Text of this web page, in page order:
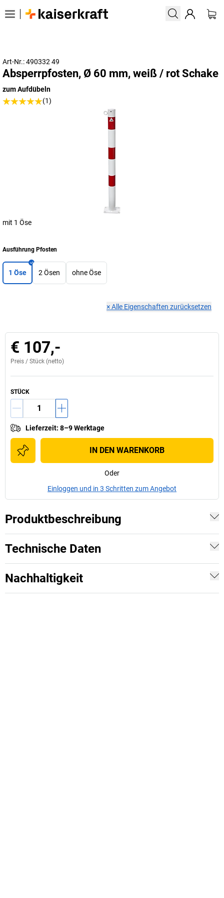
Art-Nr.: 490332 49
Absperrpfosten, Ø 60 mm, weiß / rot Schake
zum Aufdübeln
(1)
mit 1 Öse
Ausführung Pfosten
1 Öse 2 Ösen ohne Öse
×Alle Eigenschaften zurücksetzen
€ 107,-
Preis / Stück (netto)
STÜCK
Lieferzeit: 8–9 Werktage
IN DEN WARENKORB
Oder
Einloggen und in 3 Schritten zum Angebot
Produktbeschreibung
Technische Daten
Nachhaltigkeit